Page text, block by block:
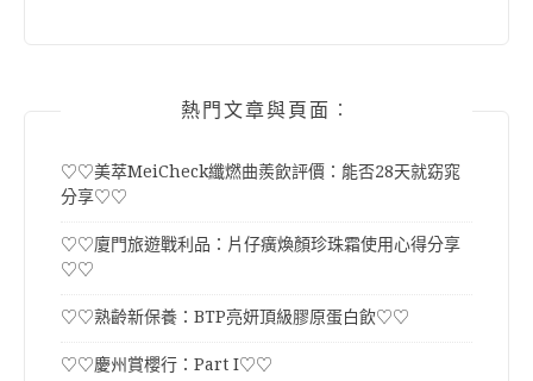
熱門文章與頁面︰
♡♡美萃MeiCheck纖燃曲羨飲評價：能否28天就窈窕
分享♡♡
♡♡廈門旅遊戰利品：片仔癀煥顏珍珠霜使用心得分享
♡♡
♡♡熟齡新保養：BTP亮妍頂級膠原蛋白飲♡♡
♡♡慶州賞櫻行：Part I♡♡